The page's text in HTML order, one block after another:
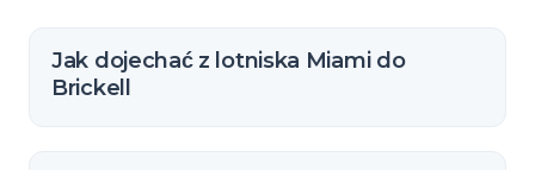
Jak dojechać z lotniska Miami do
Brickell